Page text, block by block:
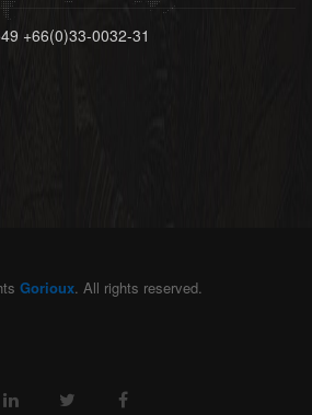
+66(0)33-0032-31
Gorioux. All rights reserved.